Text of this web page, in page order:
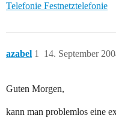
Telefonie Festnetztelefonie
azabel 14. September
1
Guten Morgen,
kann man problemlos eine